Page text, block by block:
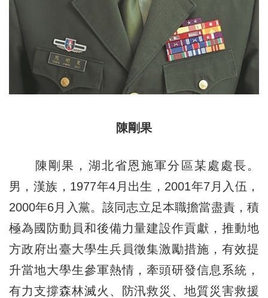
陳剛果
陳剛果，湖北省恩施軍分區某處處長。
男，漢族，1977年4月出生，2001年7月入伍，
2000年6月入黨。該同志立足本職擔當盡責，積
極為國防動員和後備力量建設作貢獻，推動地
方政府出臺大學生兵員徵集激勵措施，有效提
升當地大學生參軍熱情，牽頭研發信息系統，
有力支撐森林滅火、防汛救災、地質災害救援